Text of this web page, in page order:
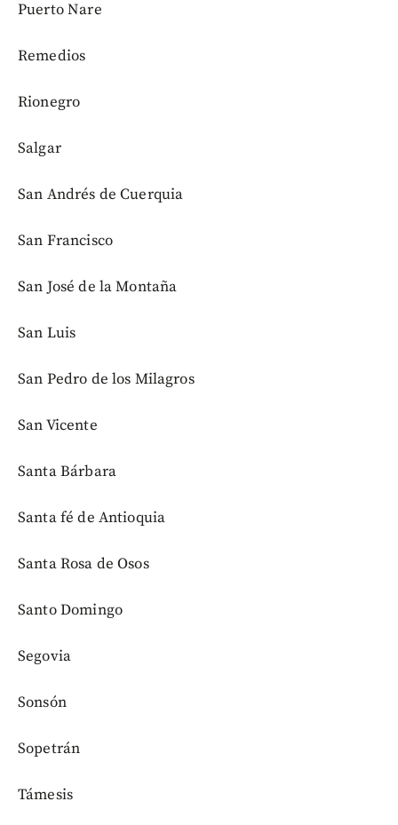
Puerto Nare
Remedios
Rionegro
Salgar
San Andrés de Cuerquia
San Francisco
San José de la Montaña
San Luis
San Pedro de los Milagros
San Vicente
Santa Bárbara
Santa fé de Antioquia
Santa Rosa de Osos
Santo Domingo
Segovia
Sonsón
Sopetrán
Támesis